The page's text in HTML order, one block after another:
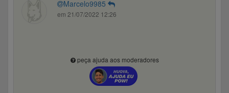
Marcelo9985
em 21/07/2022 12:26
peça ajuda aos moderadores